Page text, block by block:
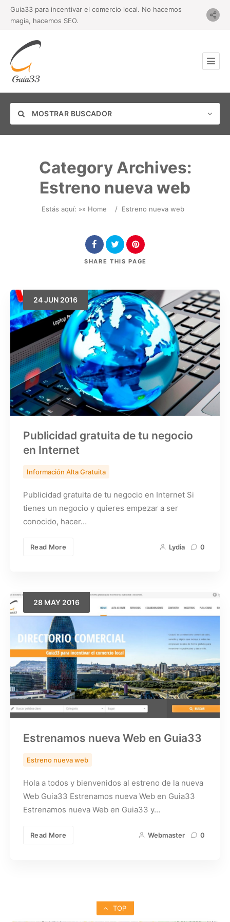
Guia33 para incentivar el comercio local. No hacemos
magia, hacemos SEO.
MOSTRAR BUSCADOR
Categoría
Buscar
Category Archives:
Estreno nueva web
Estás aquí: »» Home / Estreno nueva web
SHARE THIS PAGE
24JUN 2016
Publicidad gratuita de tu negocio
en Internet
Información Alta Gratuita
Publicidad gratuita de tu negocio en Internet Si
tienes un negocio y quieres empezar a ser
conocido, hacer…
Read More Lydia 0
28 MAY 2016
Estrenamos nueva Web en Guia33
Estreno nueva web
Hola a todos y bienvenidos al estreno de la nueva
Web Guia33 Estrenamos nueva Web en Guia33
Estrenamos nueva Web en Guia33 y…
Read More Webmaster 0
TOP